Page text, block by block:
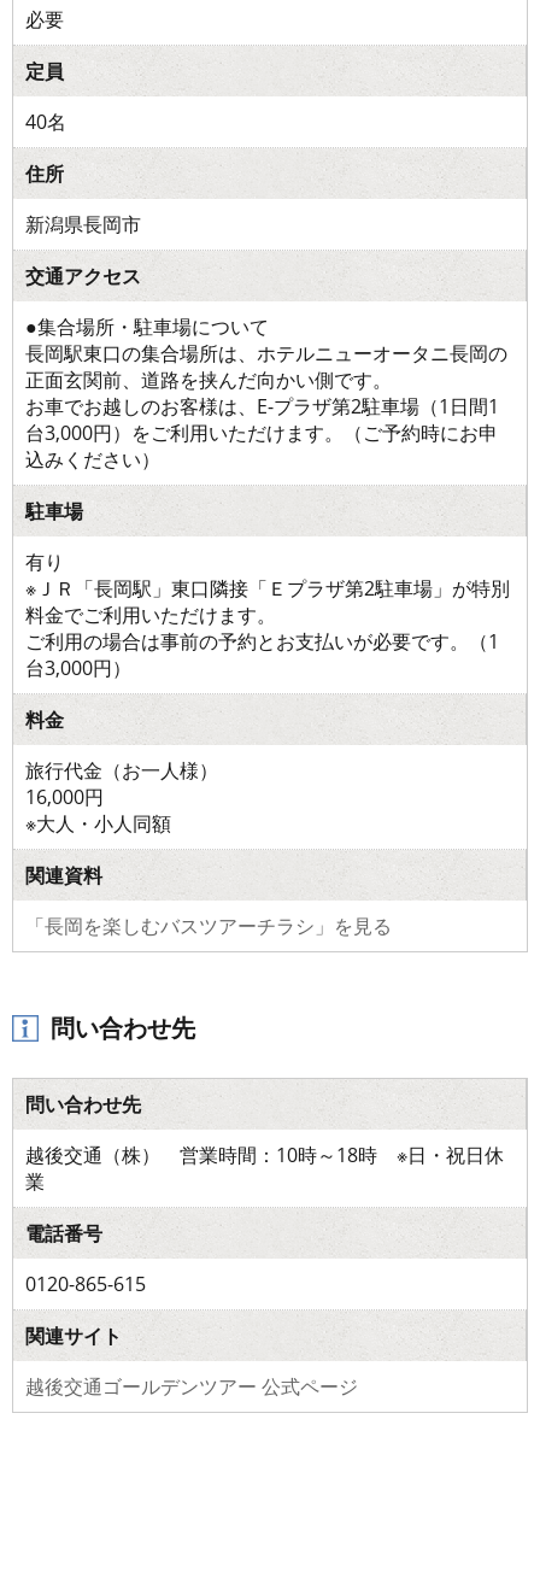
必要
定員
40名
住所
新潟県長岡市
交通アクセス
●集合場所・駐車場について
長岡駅東口の集合場所は、ホテルニューオータニ長岡の
正面玄関前、道路を挟んだ向かい側です。
お車でお越しのお客様は、E-プラザ第2駐車場（1日間1
台3,000円）をご利用いただけます。（ご予約時にお申
込みください）
駐車場
有り
※ＪＲ「長岡駅」東口隣接「Ｅプラザ第2駐車場」が特別
料金でご利用いただけます。
ご利用の場合は事前の予約とお支払いが必要です。（1
台3,000円）
料金
旅行代金（お一人様）
16,000円
※大人・小人同額
関連資料
「長岡を楽しむバスツアーチラシ」を見る
問い合わせ先
問い合わせ先
越後交通（株） 営業時間：10時～18時 ※日・祝日休
業
電話番号
0120-865-615
関連サイト
越後交通ゴールデンツアー 公式ページ